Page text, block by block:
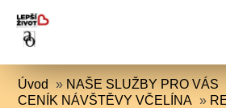
Úvod » NAŠE SLUŽBY PRO VÁS
CENÍK NÁVŠTĚVY VČELÍNA »